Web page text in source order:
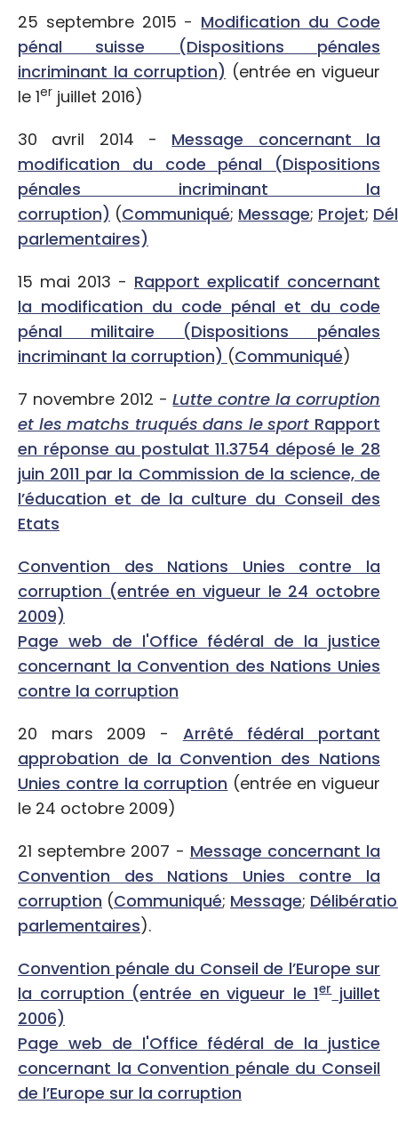
25 septembre 2015 - Modification du Code
pénal suisse (Dispositions pénales
incriminant la corruption) (entrée en vigueur
le 1er juillet 2016)
30 avril 2014 - Message concernant la
modification du code pénal (Dispositions
pénales incriminant la
corruption) (Communiqué; Message; Projet;
parlementaires)
15 mai 2013 - Rapport explicatif concernant
la modification du code pénal et du code
pénal militaire (Dispositions pénales
incriminant la corruption) (Communiqué)
7 novembre 2012 -Lutte contre la corruption
et les matchs truqués dans le sport Rapport
en réponse au postulat 11.3754 déposé le 28
juin 2011 par la Commission de la science, de
l’éducation et de la culture du Conseil des
Etats
Convention des Nations Unies contre la
corruption (entrée en vigueur le 24 octobre
2009)
Page web de l'Office fédéral de la justice
concernant la Convention des Nations Unies
contre la corruption
20 mars 2009 - Arrêté fédéral portant
approbation de la Convention des Nations
Unies contre la corruption (entrée en vigueur
le 24 octobre 2009)
21 septembre 2007 - Message concernant la
Convention des Nations Unies contre la
corruption (Communiqué; Message;
parlementaires).
Convention pénale du Conseil de l’Europe sur
la corruption (entrée en vigueur le 1erjuillet
2006)
Page web de l'Office fédéral de la justice
concernant la Convention pénale du Conseil
de l’Europe sur la corruption